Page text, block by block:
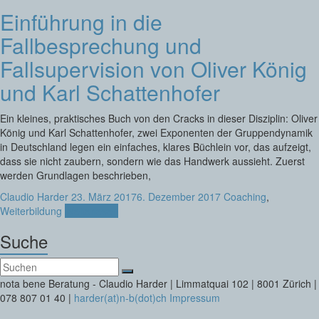
Einführung in die
Fallbesprechung und
Fallsupervision von Oliver König
und Karl Schattenhofer
Ein kleines, praktisches Buch von den Cracks in dieser Disziplin: Oliver
König und Karl Schattenhofer, zwei Exponenten der Gruppendynamik
in Deutschland legen ein einfaches, klares Büchlein vor, das aufzeigt,
dass sie nicht zaubern, sondern wie das Handwerk aussieht. Zuerst
werden Grundlagen beschrieben,
Claudio Harder 23. März 20176. Dezember 2017 Coaching,
Weiterbildung
Suche
nota bene Beratung - Claudio Harder | Limmatquai 102 | 8001 Zürich |
078 807 01 40 | harder(at)n-b(dot)ch Impressum